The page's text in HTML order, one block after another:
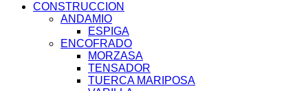
CONSTRUCCION
ANDAMIO
ESPIGA
ENCOFRADO
MORZASA
TENSADOR
TUERCA MARIPOSA